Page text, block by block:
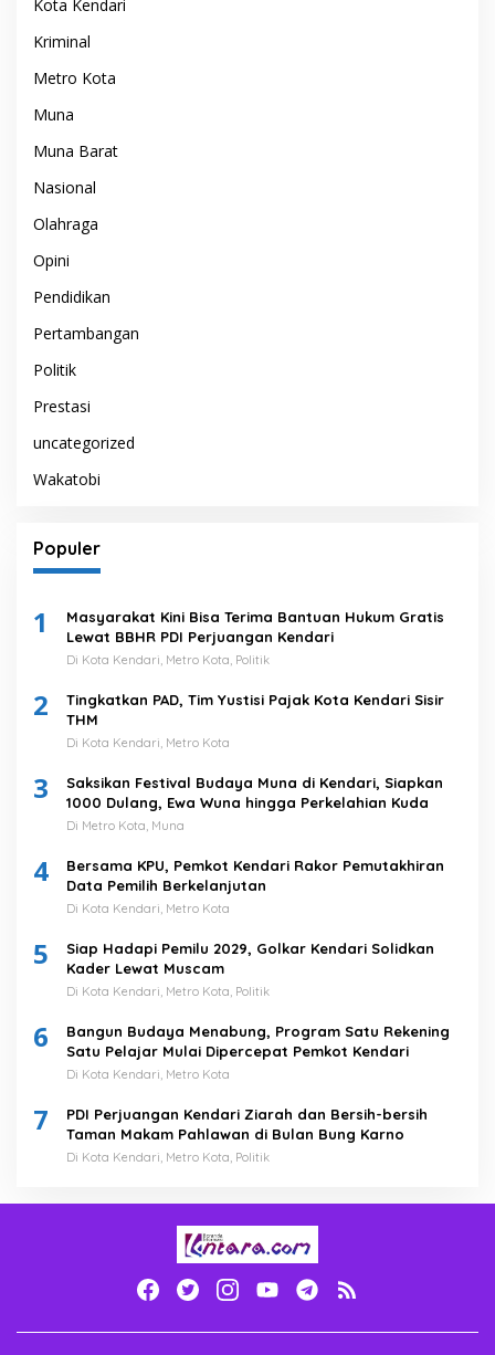
Kota Kendari
Kriminal
Metro Kota
Muna
Muna Barat
Nasional
Olahraga
Opini
Pendidikan
Pertambangan
Politik
Prestasi
uncategorized
Wakatobi
Populer
1
Masyarakat Kini Bisa Terima Bantuan Hukum Gratis
Lewat BBHR PDI Perjuangan Kendari
Di Kota Kendari, Metro Kota, Politik
2
Tingkatkan PAD, Tim Yustisi Pajak Kota Kendari Sisir
THM
Di Kota Kendari, Metro Kota
3
Saksikan Festival Budaya Muna di Kendari, Siapkan
1000 Dulang, Ewa Wuna hingga Perkelahian Kuda
Di Metro Kota, Muna
4
Bersama KPU, Pemkot Kendari Rakor Pemutakhiran
Data Pemilih Berkelanjutan
Di Kota Kendari, Metro Kota
5
Siap Hadapi Pemilu 2029, Golkar Kendari Solidkan
Kader Lewat Muscam
Di Kota Kendari, Metro Kota, Politik
6
Bangun Budaya Menabung, Program Satu Rekening
Satu Pelajar Mulai Dipercepat Pemkot Kendari
Di Kota Kendari, Metro Kota
7
PDI Perjuangan Kendari Ziarah dan Bersih-bersih
Taman Makam Pahlawan di Bulan Bung Karno
Di Kota Kendari, Metro Kota, Politik